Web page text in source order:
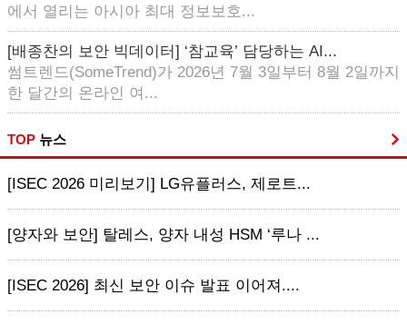
에서 열리는 아시아 최대 정보보호...
[배종찬의 보안 빅데이터] ‘참교육’ 담당하는 AI...
썸트렌드(SomeTrend)가 2026년 7월 3일부터 8월 2일까지
한 달간의 온라인 여...
TOP 뉴스
[ISEC 2026 미리보기] LG유플러스, 제로트...
[양자와 보안] 탈레스, 양자 내성 HSM ‘루나 ...
[ISEC 2026] 최신 보안 이슈 발표 이어져....